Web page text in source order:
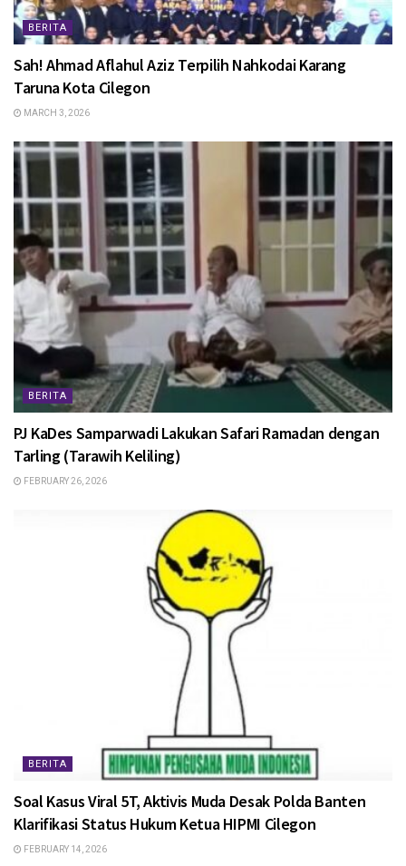
BERITA
Sah! Ahmad Aflahul Aziz Terpilih Nahkodai Karang
Taruna Kota Cilegon
MARCH 3, 2026
BERITA
PJ KaDes Samparwadi Lakukan Safari Ramadan dengan
Tarling (Tarawih Keliling)
FEBRUARY 26, 2026
BERITA
Soal Kasus Viral 5T, Aktivis Muda Desak Polda Banten
Klarifikasi Status Hukum Ketua HIPMI Cilegon
FEBRUARY 14, 2026